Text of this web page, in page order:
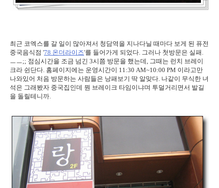
최근 코엑스를 갈 일이 많아져서 청담역을 지나다닐 때마다 보게 된 퓨전
중국음식점 '78 온더라이즈'를 들어가게 되었다. 그러나 첫방문은 실패.
ㅡㅡ;; 점심시간을 조금 넘긴 3시쯤 방문을 했는데, 그때는 런치 브레이
크라 쉰단다. 홈페이지에는 운영시간이 11:30 AM~10:00 PM 이라고만
나와있어 처음 방문하는 사람들은 낭패보기 딱 알맞다. 나같이 무식한 녀
석은 그래봤자 중국집인데 뭔 브레이크 타임이냐며 투덜거리면서 발길
을 돌릴테니까.